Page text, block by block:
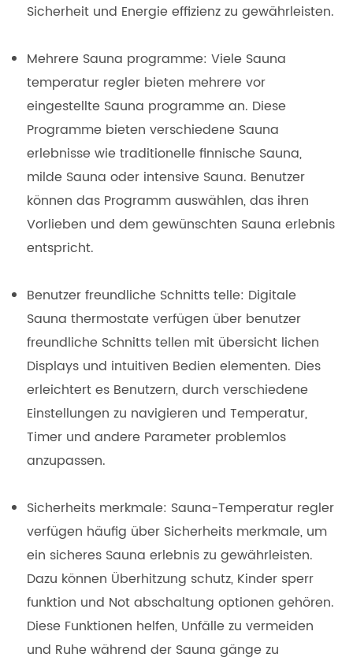
Sicherheit und Energie effizienz zu gewährleisten.
Mehrere Sauna programme: Viele Sauna
temperatur regler bieten mehrere vor
eingestellte Sauna programme an. Diese
Programme bieten verschiedene Sauna
erlebnisse wie traditionelle finnische Sauna,
milde Sauna oder intensive Sauna. Benutzer
können das Programm auswählen, das ihren
Vorlieben und dem gewünschten Sauna erlebnis
entspricht.
Benutzer freundliche Schnitts telle: Digitale
Sauna thermostate verfügen über benutzer
freundliche Schnitts tellen mit übersicht lichen
Displays und intuitiven Bedien elementen. Dies
erleichtert es Benutzern, durch verschiedene
Einstellungen zu navigieren und Temperatur,
Timer und andere Parameter problemlos
anzupassen.
Sicherheits merkmale: Sauna-Temperatur regler
verfügen häufig über Sicherheits merkmale, um
ein sicheres Sauna erlebnis zu gewährleisten.
Dazu können Überhitzung schutz, Kinder sperr
funktion und Not abschaltung optionen gehören.
Diese Funktionen helfen, Unfälle zu vermeiden
und Ruhe während der Sauna gänge zu